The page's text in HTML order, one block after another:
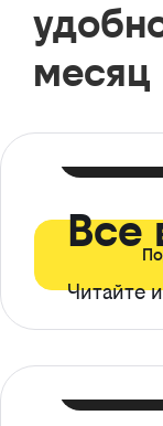
месяц
Все
Читайте